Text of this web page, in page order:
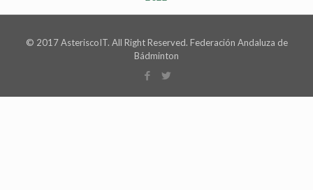
© 2017 AsteriscoIT. All Right Reserved. Federación Andaluza de
Bádminton